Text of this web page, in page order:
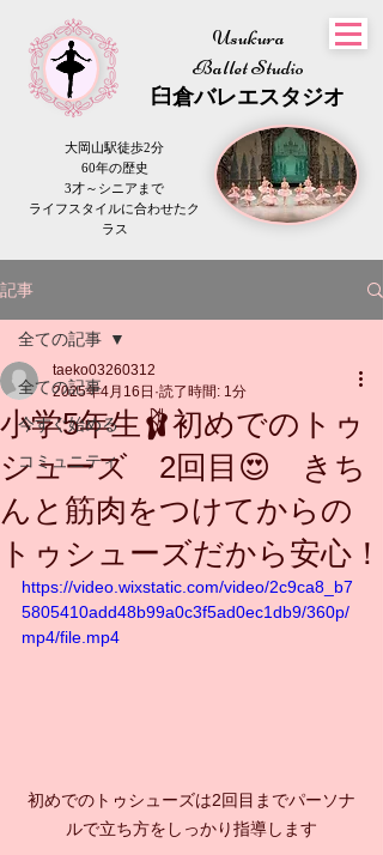
Usukura
Ballet Studio
​臼倉バレエスタジオ
大岡山駅徒歩2分
60年の歴史
3才～シニアまで
​ライフスタイルに合わせたク
ラス
記事
全ての記事
今すぐ始める
コミュニティ
全ての記事
小学5年生🩰初めでのトゥ
シューズ 2回目😍 きち
んと筋肉をつけてからの
トゥシューズだから安心！
taeko03260312
2025年4月16日 読了時間: 1分
https://video.wixstatic.com/video/2c9ca8_b7
5805410add48b99a0c3f5ad0ec1db9/360p/
mp4/file.mp4
初めでのトゥシューズは2回目までパーソナ
ルで立ち方をしっかり指導します